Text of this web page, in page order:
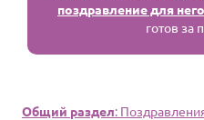
поздравление для него
готов за
Общий раздел: